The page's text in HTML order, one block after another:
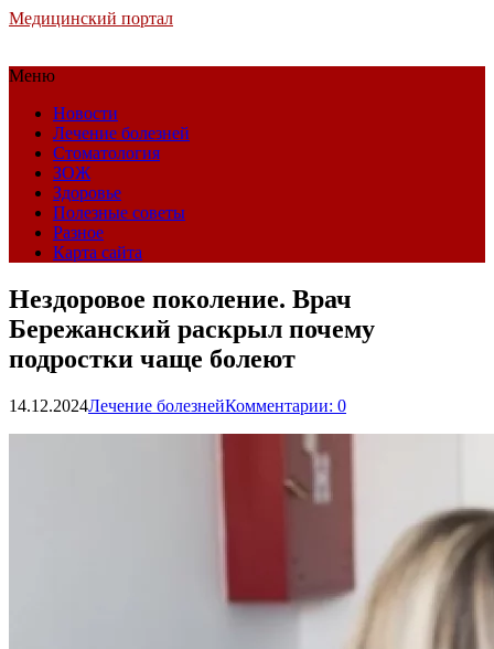
Медицинский портал
Меню
Новости
Лечение болезней
Стоматология
ЗОЖ
Здоровье
Полезные советы
Разное
Карта сайта
Нездоровое поколение. Врач
Бережанский раскрыл почему
подростки чаще болеют
14.12.2024Лечение болезнейКомментарии: 0